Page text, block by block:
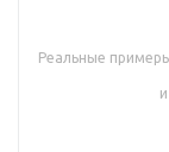
Реальные